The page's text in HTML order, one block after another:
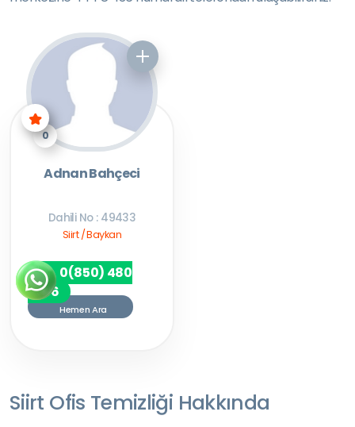
0
Adnan Bahçeci
Dahili No : 49433
Siirt / Baykan
0(850) 480
7256
Hemen Ara
Siirt Ofis Temizliği Hakkında